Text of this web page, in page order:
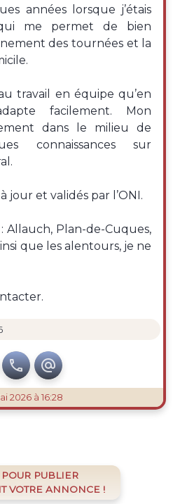
années lorsque j’étais
me permet de bien
des tournées et la
travail en équipe qu’en
facilement. Mon
dans le milieu de
connaissances sur
jour et validés par l’ONI.
Allauch, Plan-de-Cuques,
que les alentours, je ne
 
2026 à 16:28
PUBLIER
VOTRE ANNONCE !